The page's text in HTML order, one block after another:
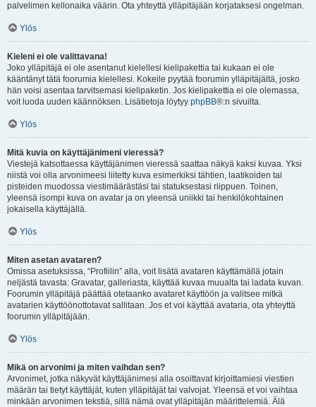
palvelimen kellonaika väärin. Ota yhteyttä ylläpitäjään korjataksesi ongelman.
Ylös
Kieleni ei ole valittavana!
Joko ylläpitäjä ei ole asentanut kielellesi kielipakettia tai kukaan ei ole
kääntänyt tätä foorumia kielellesi. Kokeile pyytää foorumin ylläpitäjältä, josko
hän voisi asentaa tarvitsemasi kielipaketin. Jos kielipakettia ei ole olemassa,
voit luoda uuden käännöksen. Lisätietoja löytyy phpBB®:n sivuilta.
Ylös
Mitä kuvia on käyttäjänimeni vieressä?
Viestejä katsottaessa käyttäjänimen vieressä saattaa näkyä kaksi kuvaa. Yksi
niistä voi olla arvonimeesi liitetty kuva esimerkiksi tähtien, laatikoiden tai
pisteiden muodossa viestimäärästäsi tai statuksestasi riippuen. Toinen,
yleensä isompi kuva on avatar ja on yleensä uniikki tai henkilökohtainen
jokaisella käyttäjällä.
Ylös
Miten asetan avataren?
Omissa asetuksissa, “Profiilin” alla, voit lisätä avataren käyttämällä jotain
neljästä tavasta: Gravatar, galleriasta, käyttää kuvaa muualta tai ladata kuvan.
Foorumin ylläpitäjä päättää otetaanko avataret käyttöön ja valitsee mitkä
avatarien käyttöönottotavat sallitaan. Jos et voi käyttää avataria, ota yhteyttä
foorumin ylläpitäjään.
Ylös
Mikä on arvonimi ja miten vaihdan sen?
Arvonimet, jotka näkyvät käyttäjänimesi alla osoittavat kirjoittamiesi viestien
määrän tai tietyt käyttäjät, kuten ylläpitäjät tai valvojat. Yleensä et voi vaihtaa
minkään arvonimen tekstiä, sillä nämä ovat ylläpitäjän määrittelemiä. Älä